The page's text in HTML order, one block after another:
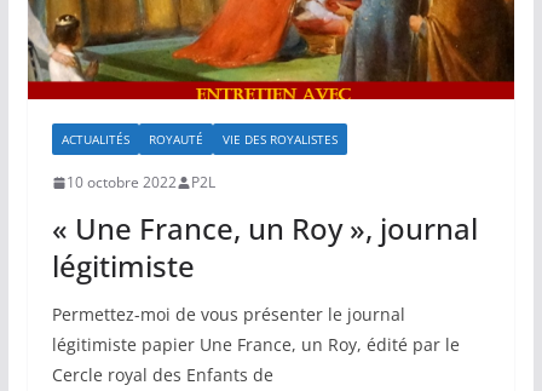
ACTUALITÉS ROYAUTÉ VIE DES ROYALISTES
10 octobre 2022 P2L
« Une France, un Roy », journal
légitimiste
Permettez-moi de vous présenter le journal
légitimiste papier Une France, un Roy, édité par le
Cercle royal des Enfants de